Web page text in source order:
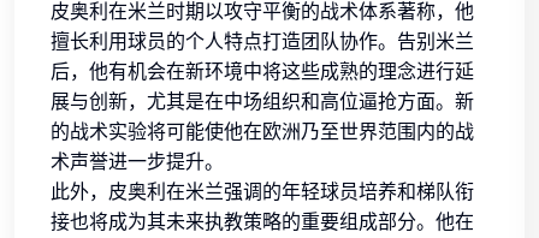
皮奥利在米兰时期以攻守平衡的战术体系著称，他
擅长利用球员的个人特点打造团队协作。告别米兰
后，他有机会在新环境中将这些成熟的理念进行延
展与创新，尤其是在中场组织和高位逼抢方面。新
的战术实验将可能使他在欧洲乃至世界范围内的战
术声誉进一步提升。
此外，皮奥利在米兰强调的年轻球员培养和梯队衔
接也将成为其未来执教策略的重要组成部分。他在